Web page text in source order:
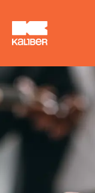
Cursussen
Scholen
Sociaal domein
Nieuws & Agenda